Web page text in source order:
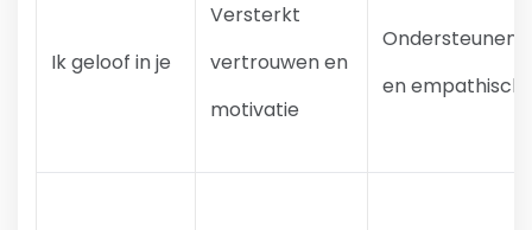
Ik geloof in je
Versterkt
vertrouwen en
motivatie
Ondersteunend
en empathisch